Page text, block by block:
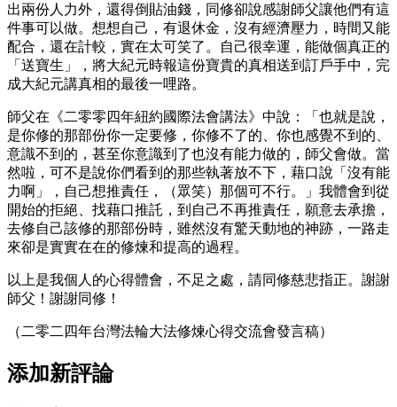
出兩份人力外，還得倒貼油錢，同修卻說感謝師父讓他們有這
件事可以做。想想自己，有退休金，沒有經濟壓力，時間又能
配合，還在計較，實在太可笑了。自己很幸運，能做個真正的
「送寶生」，將大紀元時報這份寶貴的真相送到訂戶手中，完
成大紀元講真相的最後一哩路。
師父在《二零零四年紐約國際法會講法》中說：「也就是說，
是你修的那部份你一定要修，你修不了的、你也感覺不到的、
意識不到的，甚至你意識到了也沒有能力做的，師父會做。當
然啦，可不是說你們看到的那些執著放不下，藉口說「沒有能
力啊」，自己想推責任，（眾笑）那個可不行。」我體會到從
開始的拒絕、找藉口推託，到自己不再推責任，願意去承擔，
去修自己該修的那部份時，雖然沒有驚天動地的神跡，一路走
來卻是實實在在的修煉和提高的過程。
以上是我個人的心得體會，不足之處，請同修慈悲指正。謝謝
師父！謝謝同修！
（二零二四年台灣法輪大法修煉心得交流會發言稿）
添加新評論